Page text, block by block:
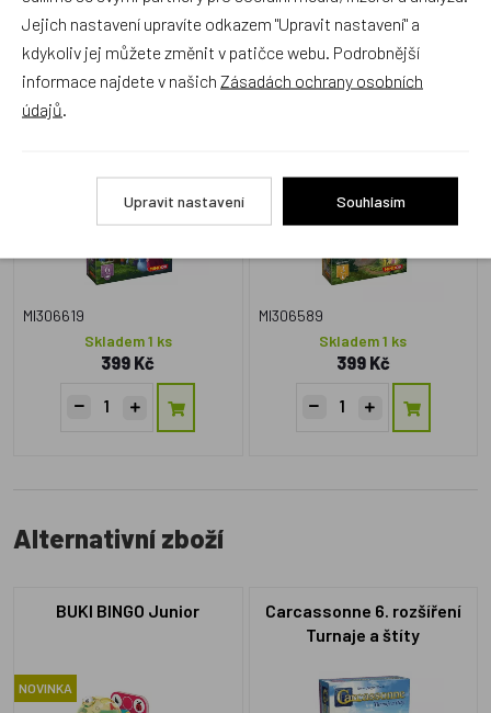
Zboží se stejným motivem
Carcassonne 6. rozšíření
MI306619
Skladem 1 ks
399 Kč
Carcassonne 3. rozšíření
MI306589
Skladem 1 ks
399 Kč
Alternativní zboží
BUKI BINGO Junior
NOVINKA
Carcassonne 6. rozšíření
Turnaje a štíty
Jejich nastavení upravíte odkazem "Upravit nastavení" a
kdykoliv jej můžete změnit v patičce webu. Podrobnější
informace najdete v našich Zásadách ochrany osobních
údajů
Upravit nastavení Souhlasím